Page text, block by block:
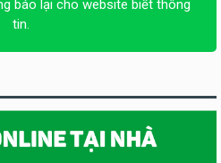
báo lại cho website biết thông
tin.